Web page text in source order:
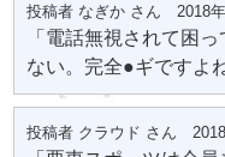
投稿者 なぎか さん 2018年
「電話無視されて困
ない。完全●ギですよ
投稿者 クラウド さん 2018